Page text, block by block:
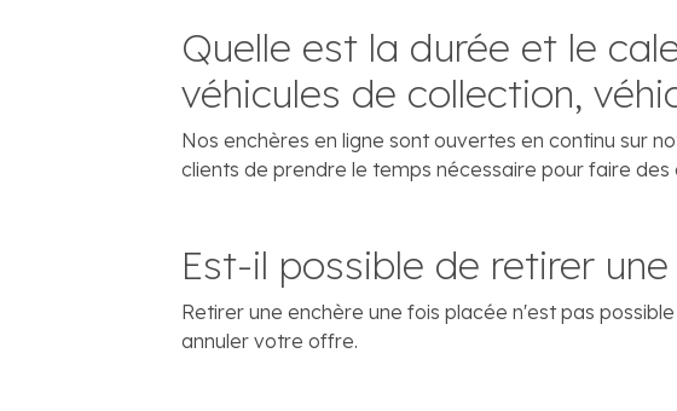
Quelle est la durée et le
véhicules de collection,
Nos enchères en ligne sont ouvertes en continu sur
clients de prendre le temps nécessaire pour faire des
Est-il possible de retirer
Retirer une enchère une fois placée n'est pas
annuler votre offre.